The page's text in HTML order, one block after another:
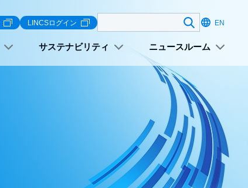
サステナビリティ ニュースルーム
LINCSログイン 検索する
EN